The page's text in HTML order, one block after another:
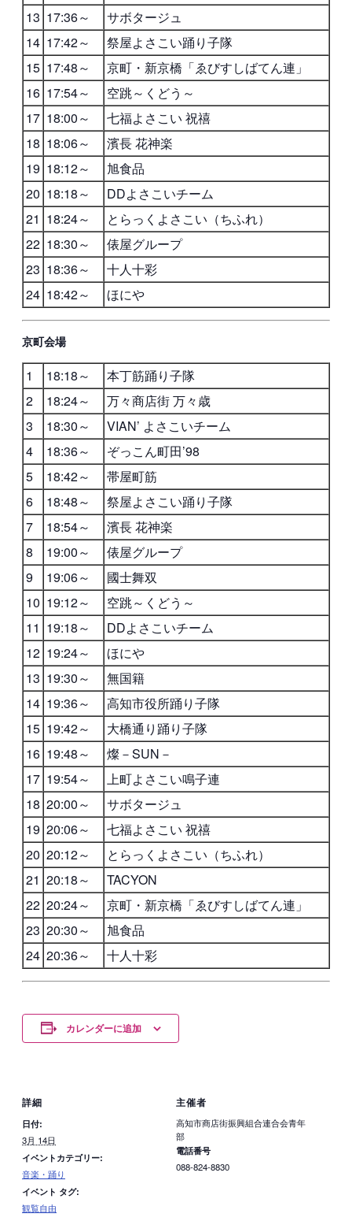
13 17:36～
サボタージュ
14 17:42～
祭屋よさこい踊り子隊
15 17:48～
京町・新京橋「ゑびすしばてん連」
16 17:54～
空跳～くどう～
17 18:00～
七福よさこい 祝禧
18 18:06～
濱長 花神楽
19 18:12～
旭食品
20 18:18～
DDよさこいチーム
21 18:24～
とらっくよさこい（ちふれ）
22 18:30～
俵屋グループ
23 18:36～
十人十彩
24 18:42～ ほにや
京町会場
1 18:18～
本丁筋踊り子隊
2
18:24～
万々商店街 万々歳
3
18:30～
VIAN’ よさこいチーム
4
18:36～
ぞっこん町田’98
5
18:42～
帯屋町筋
6
18:48～
祭屋よさこい踊り子隊
7
18:54～
濱長 花神楽
8
19:00～
俵屋グループ
9
19:06～
國士舞双
10 19:12～
空跳～くどう～
11 19:18～
DDよさこいチーム
12 19:24～
ほにや
13 19:30～
無国籍
14 19:36～
高知市役所踊り子隊
15 19:42～
大橋通り踊り子隊
16 19:48～
燦－SUN－
17 19:54～
上町よさこい鳴子連
18 20:00～
サボタージュ
19 20:06～
七福よさこい 祝禧
20 20:12～
とらっくよさこい（ちふれ）
21 20:18～
TACYON
22 20:24～
京町・新京橋「ゑびすしばてん連」
23 20:30～
旭食品
24 20:36～ 十人十彩
カレンダーに追加
詳細
日付:
3月 14日
イベントカテゴリー:
音楽・踊り
イベント タグ:
観覧自由
主催者
高知市商店街振興組合連合会青年
部
電話番号
088-824-8830